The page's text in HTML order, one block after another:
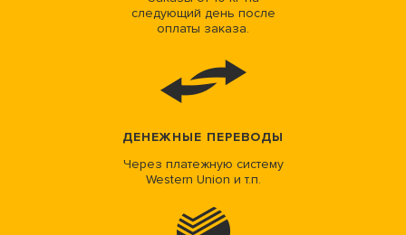
следующий день после
оплаты заказа.
ДЕНЕЖНЫЕ ПЕРЕВОДЫ
Через платежную систему
Western Union и т.п.